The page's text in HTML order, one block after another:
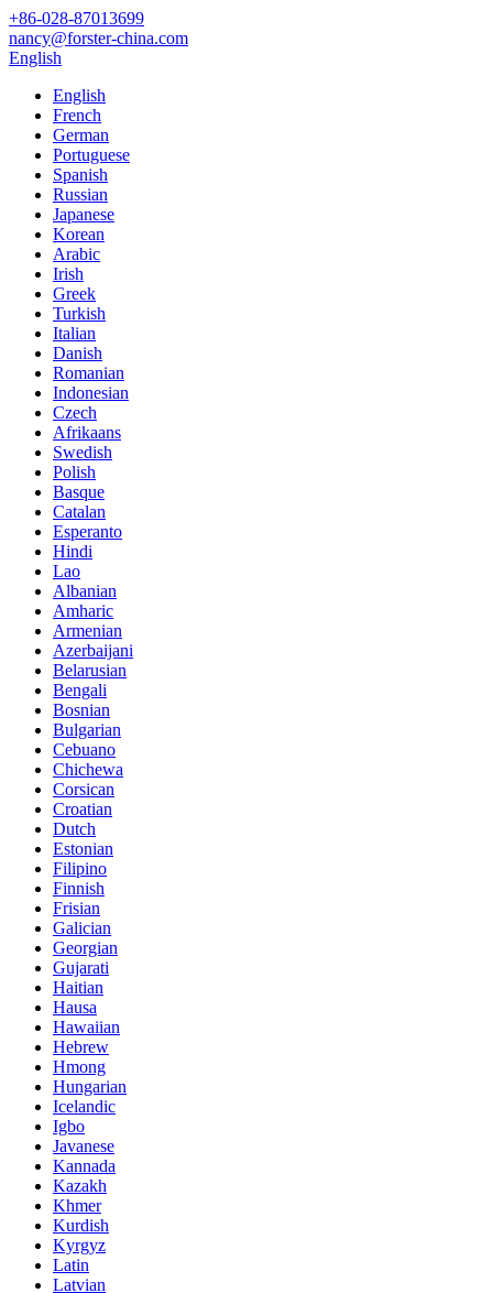
+86-028-87013699
nancy@forster-china.com
English
English
French
German
Portuguese
Spanish
Russian
Japanese
Korean
Arabic
Irish
Greek
Turkish
Italian
Danish
Romanian
Indonesian
Czech
Afrikaans
Swedish
Polish
Basque
Catalan
Esperanto
Hindi
Lao
Albanian
Amharic
Armenian
Azerbaijani
Belarusian
Bengali
Bosnian
Bulgarian
Cebuano
Chichewa
Corsican
Croatian
Dutch
Estonian
Filipino
Finnish
Frisian
Galician
Georgian
Gujarati
Haitian
Hausa
Hawaiian
Hebrew
Hmong
Hungarian
Icelandic
Igbo
Javanese
Kannada
Kazakh
Khmer
Kurdish
Kyrgyz
Latin
Latvian